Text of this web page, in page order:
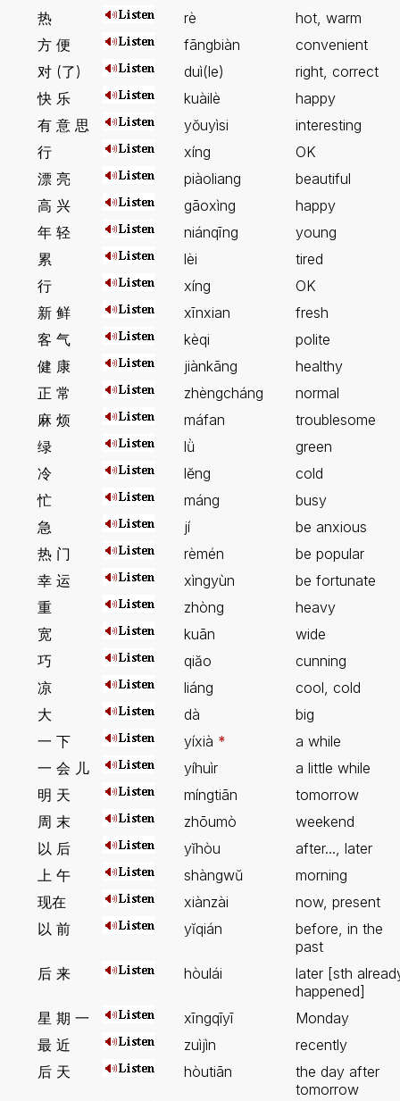
热 rè
hot, warm
方 便
fāngbiàn
convenient
对 (了)
duì(le)
right, correct
快 乐
kuàilè
happy
有 意 思
yŏuyìsi
interesting
行
xíng
OK
漂 亮
piàoliang
beautiful
高 兴
gāoxìng
happy
年 轻
niánqīng
young
累
lèi
tired
行
xíng
OK
新 鲜
xīnxian
fresh
客 气
kèqi
polite
健 康
jiànkāng
healthy
正 常
zhèngcháng
normal
麻 烦
máfan
troublesome
绿
lǜ
green
冷
lĕng
cold
忙
máng
busy
急
jí
be anxious
热 门
rèmén
be popular
幸 运
xìngyùn
be fortunate
重
zhòng
heavy
宽
kuān
wide
巧
qiăo
cunning
凉
liáng
cool, cold
大
dà
big
一 下
yíxià *
a while
一 会 儿
yíhuìr
a little while
明 天
míngtiān
tomorrow
周 末
zhōumò
weekend
以 后
yĭhòu
after..., later
上 午
shàngwŭ
morning
现在
xiànzài
now, present
以 前
yĭqián
before, in the
past
后 来
hòulái
later [sth
happened]
星 期 一
xīngqīyī
Monday
最 近
zuìjìn
recently
后 天
hòutiān
the day after
tomorrow